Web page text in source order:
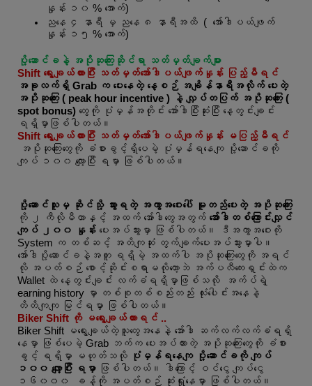
နှုန်း ၁၀ % အောက်)
ညနေ ၄ နာရီ မှ ညနေ ၈ နာရီအထိ ( အော်ဒါပယ်ဖျက်
နှုန်း ၁၅ % အောက်)
ပို့ဆောင်ခနဲ့ အပိုဆုကြေးဆိုင်ရာ သတ်မှတ်ချက်များ
Shift ရွေးချယ်ထားပြီး သတ်မှတ်အော်ဒါပယ်ဖျက်နှုန်း ပြည့်မီရင်
အခုလက်ရှိ Grab က ပေးနေတဲ့ နေ့စဉ် အချိန်နာရီအလိုက် ပေးတဲ့
အပိုဆုကြေး ( peak hour incentive ) နဲ့ လျှပ်တပြက် အပိုဆုကြေး (
spot bonus) တွေကို ပုံမှန်အတိုင်း အော်ဒါပြီးဆုံးပြီး နေ့တွင်းချင်း
ရရှိမှာဖြစ်ပါတယ်။
Shift ရွေးချယ်ထားပြီး သတ်မှတ်အော်ဒါပယ်ဖျက်နှုန်း မပြည့်မီရင်
အပိုဆုကြေးတွေကို ခံစားခွင့်ရှိပေမဲ့ ပုံမှန်ရနေကျ ပို့ဆောင်ခကို
ကျပ် ၁၀၀ လျော့ပြီး ရမှာ ဖြစ်ပါတယ်။
ပို့ဆောင်သူမှ ဆိုင်သို့ သွားရတဲ့ အကွာအဝေးပေါ် မူတည်ပေးတဲ့ အပိုဆုကြေး
ကို ၂ ကီလိုမီတာနှင့် အထက် အော်ဒါတွေအတွက် အော်ဒါတစ်ကြောင်းလျှင်
ကျပ် ၂၀၀ နှုန်း ပေးအပ်သွားမှာ ဖြစ်ပါတယ်။ ဒီအကွာအဝေးကို
System က တစ်ဆင့် အတိကျဆုံး တွက်ချက်ပေးအပ်သွားမှာပါ။
အော်ဒါပို့ဆောင်ခနဲ့အတူ ရရှိမဲ့ အထက်ပါ အပိုဆုကြေးတွေကို အရင်
လို အပတ်စဉ် စောင့်ဆိုင်းစရာမလိုတော့ဘဲ အက်ပလီကေးရှင်းထဲက
Wallet ထဲ နေ့တွင်းချင်း လက်ခံရရှိမှာဖြစ်သလို အက်ပ်ရဲ့
earning history မှာ တစ်စုတစ်စည်းတည်း လုံးပေါင်းအနေနဲ့
တိတိကျကျ မြင်ရမှာ ဖြစ်ပါတယ်။
Biker Shift ကို မရွေးချယ်ထားရင် ..
Biker Shift မရွေးချယ်တဲ့သူတွေအနေနဲ့ အော်ဒါ ဆက်လက်လက်ခံရရှိ
နေမှာ ဖြစ်ပေမဲ့ Grab ဘက်က ပေးအပ်ထားတဲ့ အပိုဆုကြေးတွေကို ခံစား
ခွင့် ရရှိမှာ မဟုတ်သလို
ပုံမှန်ရနေကျ ပို့ဆောင်ခကို ကျပ်
၁၀၀ လျော့ပြီး ရမှာ ဖြစ်ပါတယ်။ ဒါကြောင့် ဝင်ငွေ ကျပ်ငွေ
၁၆၀၀၀ ခန့်ကို အပတ်စဉ် ဆုံးရှုံးနေမှာ ဖြစ်ပါတယ်။